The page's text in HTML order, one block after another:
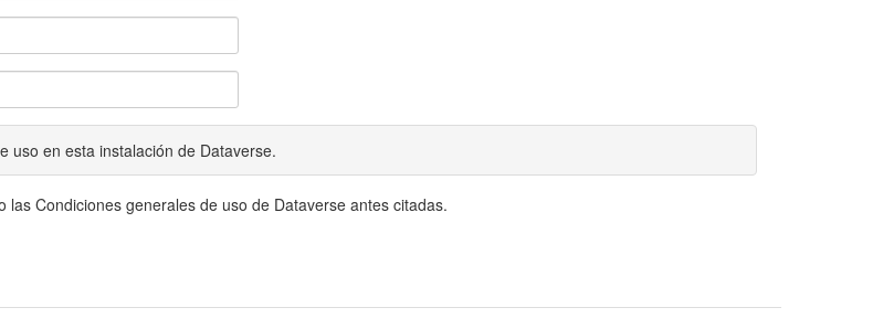
uso en esta instalación de Dataverse.
las Condiciones generales de uso de Dataverse antes citadas.